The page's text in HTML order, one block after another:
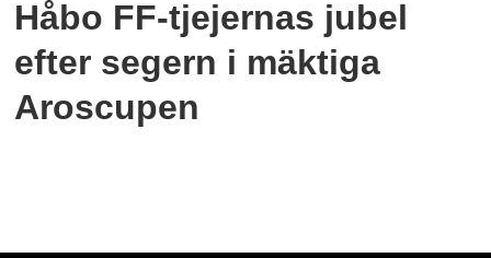
Håbo FF-tjejernas jubel
efter segern i mäktiga
Aroscupen